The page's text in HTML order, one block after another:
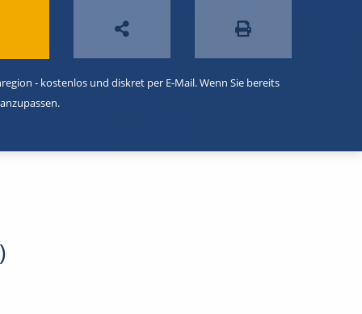
- kostenlos und diskret per E-Mail. Wenn Sie bereits